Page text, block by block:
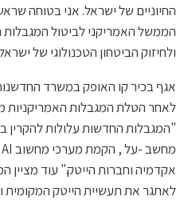
החיוניים של ישראל. אני בטוחה
הממשל האמריקני לביטול
ולחיזוק הביטחון הטכנולוגי של
אגף בכיר קו האופק במשרד
לאחר הטלת המגבלות האמריקניות
"המגבלות החדשות עלולות להקרין
אקדמיה וחברות הייטק." עוד
לאתגר את תעשיית הייטק המקומית